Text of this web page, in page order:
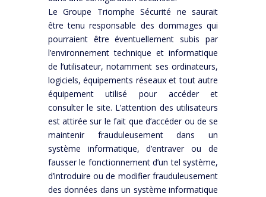
Le Groupe Triomphe Sécurité ne saurait
être tenu responsable des dommages qui
pourraient être éventuellement subis par
l’environnement technique et informatique
de l’utilisateur, notamment ses ordinateurs,
logiciels, équipements réseaux et tout autre
équipement utilisé pour accéder et
consulter le site. L’attention des utilisateurs
est attirée sur le fait que d’accéder ou de se
maintenir frauduleusement dans un
système informatique, d’entraver ou de
fausser le fonctionnement d’un tel système,
d’introduire ou de modifier frauduleusement
des données dans un système informatique